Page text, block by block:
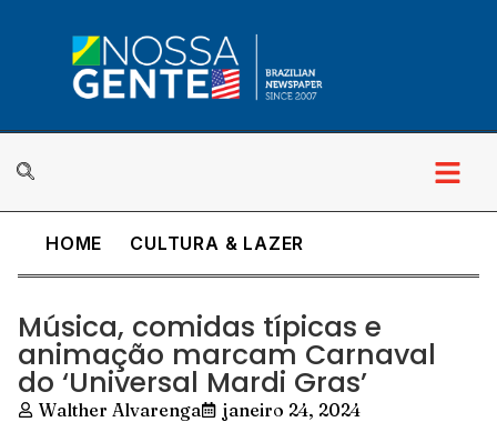
HOME CULTURA & LAZER
Música, comidas típicas e
animação marcam Carnaval
do ‘Universal Mardi Gras’
Walther Alvarenga
janeiro 24, 2024